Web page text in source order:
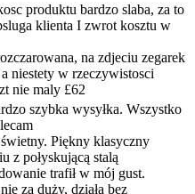
produktu bardzo slaba, za to
klienta I zwrot kosztu w
na zdjeciu zegarek
niestety w rzeczywistosci
nie maly £62
szybka wysyłka. Wszystko
Piękny klasyczny
z połyskującą stalą
trafił w mój gust.
za duży, działa bez